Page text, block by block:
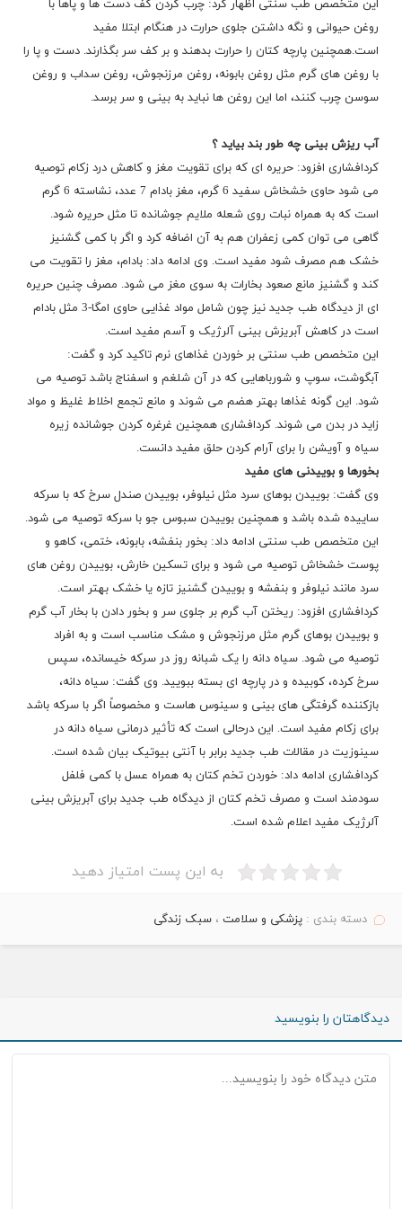
این متخصص طب سنتی اظهار کرد: چرب کردن کف دست ها و پاها با
روغن حیوانی و نگه داشتن جلوی حرارت در هنگام ابتلا مفید
است.همچنین پارچه کتان را حرارت بدهند و بر کف سر بگذارند. دست و پا را
با روغن های گرم مثل روغن بابونه، روغن مرزنجوش، روغن سداب و روغن
سوسن چرب کنند، اما این روغن ها نباید به بینی و سر برسد.
آب ریزش بینی چه طور بند بیاید ؟
کردافشاری افزود: حریره ای که برای تقویت مغز و کاهش درد زکام توصیه
می شود حاوی خشخاش سفید 6 گرم، مغز بادام 7 عدد، نشاسته 6 گرم
است که به همراه نبات روی شعله ملایم جوشانده تا مثل حریره شود.
گاهی می توان کمی زعفران هم به آن اضافه کرد و اگر با کمی گشنیز
خشک هم مصرف شود مفید است. وی ادامه داد: بادام، مغز را تقویت می
کند و گشنیز مانع صعود بخارات به سوی مغز می شود. مصرف چنین حریره
ای از دیدگاه طب جدید نیز چون شامل مواد غذایی حاوی امگا-3 مثل بادام
است در کاهش آبریزش بینی آلرژیک و آسم مفید است.
این متخصص طب سنتی بر خوردن غذاهای نرم تاکید کرد و گفت:
آبگوشت، سوپ و شورباهایی که در آن شلغم و اسفناج باشد توصیه می
شود. این گونه غذاها بهتر هضم می شوند و مانع تجمع اخلاط غلیظ و مواد
زاید در بدن می شوند. کردافشاری همچنین غرغره کردن جوشانده زیره
سیاه و آویشن را برای آرام کردن حلق مفید دانست.
بخورها و بوییدنی های مفید
وی گفت: بوییدن بوهای سرد مثل نیلوفر، بوییدن صندل سرخ که با سرکه
ساییده شده باشد و همچنین بوییدن سبوس جو با سرکه توصیه می شود.
این متخصص طب سنتی ادامه داد: بخور بنفشه، بابونه، ختمی، کاهو و
پوست خشخاش توصیه می شود و برای تسکین خارش، بوییدن روغن های
سرد مانند نیلوفر و بنفشه و بوییدن گشنیز تازه یا خشک بهتر است.
کردافشاری افزود: ریختن آب گرم بر جلوی سر و بخور دادن با بخار آب گرم
و بوییدن بوهای گرم مثل مرزنجوش و مشک مناسب است و به افراد
توصیه می شود. سیاه دانه را یک شبانه روز در سرکه خیسانده، سپس
سرخ کرده، کوبیده و در پارچه ای بسته ببویید. وی گفت: سیاه دانه،
بازکننده گرفتگی های بینی و سینوس هاست و مخصوصاً اگر با سرکه باشد
برای زکام مفید است. این درحالی است که تأثیر درمانی سیاه دانه در
سینوزیت در مقالات طب جدید برابر با آنتی بیوتیک بیان شده است.
کردافشاری ادامه داد: خوردن تخم کتان به همراه عسل با کمی فلفل
سودمند است و مصرف تخم کتان از دیدگاه طب جدید برای آبریزش بینی
آلرژیک مفید اعلام شده است.
به این پست امتیاز دهید
دسته بندی :پزشکی و سلامت ،سبک زندگی
دیدگاهتان را بنویسید